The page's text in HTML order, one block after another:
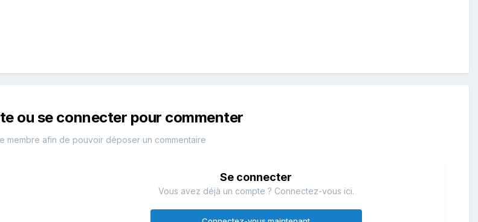
ou se connecter pour commenter
membre afin de pouvoir déposer un commentaire
Se connecter
Vous avez déjà un compte ? Connectez-vous ici.